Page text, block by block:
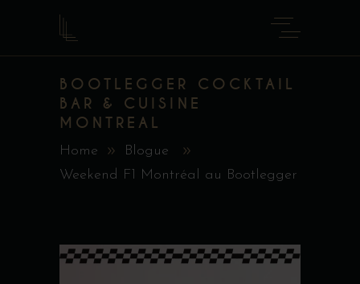
BOOTLEGGER COCKTAIL
BAR & CUISINE
MONTREAL
Home
Blogue
Weekend F1 Montréal au Bootlegger